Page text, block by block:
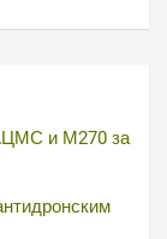
и М270 за